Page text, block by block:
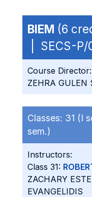
BIEM (6
| SECS-P/
Course Director:
ZEHRA GULEN
Classes: 31 (I
sem.)
Instructors:
Class 31:
ZACHARY
EVANGELIDIS